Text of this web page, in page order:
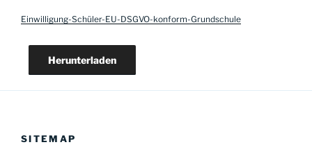
Einwilligung-Schüler-EU-DSGVO-konform-Grundschule
Herunterladen
SITEMAP